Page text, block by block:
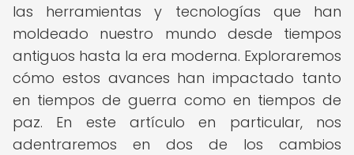
las herramientas y tecnologías que han
moldeado nuestro mundo desde tiempos
antiguos hasta la era moderna. Exploraremos
cómo estos avances han impactado tanto
en tiempos de guerra como en tiempos de
paz. En este artículo en particular, nos
adentraremos en dos de los cambios